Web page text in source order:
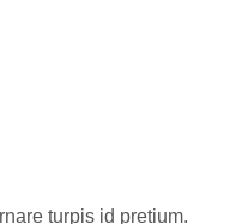
turpis id pretium.